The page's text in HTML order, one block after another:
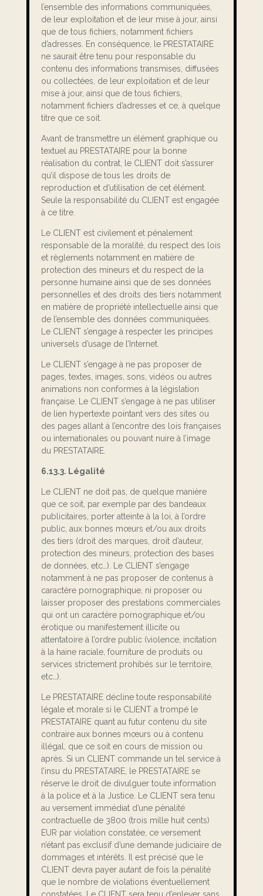
l’ensemble des informations communiquées,
de leur exploitation et de leur mise à jour, ainsi
que de tous fichiers, notamment fichiers
d’adresses. En conséquence, le PRESTATAIRE
ne saurait être tenu pour responsable du
contenu des informations transmises, diffusées
ou collectées, de leur exploitation et de leur
mise à jour, ainsi que de tous fichiers,
notamment fichiers d’adresses et ce, à quelque
titre que ce soit.
Avant de transmettre un élément graphique ou
textuel au PRESTATAIRE pour la bonne
réalisation du contrat, le CLIENT doit s’assurer
qu’il dispose de tous les droits de
reproduction et d’utilisation de cet élément.
Seule la responsabilité du CLIENT est engagée
à ce titre.
Le CLIENT est civilement et pénalement
responsable de la moralité, du respect des lois
et règlements notamment en matière de
protection des mineurs et du respect de la
personne humaine ainsi que de ses données
personnelles et des droits des tiers notamment
en matière de propriété intellectuelle ainsi que
de l’ensemble des données communiquées.
Le CLIENT s’engage à respecter les principes
universels d’usage de l’Internet.
Le CLIENT s’engage à ne pas proposer de
pages, textes, images, sons, vidéos ou autres
animations non conformes à la législation
française. Le CLIENT s’engage à ne pas utiliser
de lien hypertexte pointant vers des sites ou
des pages allant à l’encontre des lois françaises
ou internationales ou pouvant nuire à l’image
du PRESTATAIRE.
6.13.3. Légalité
Le CLIENT ne doit pas, de quelque manière
que ce soit, par exemple par des bandeaux
publicitaires, porter atteinte à la loi, à l’ordre
public, aux bonnes mœurs et/ou aux droits
des tiers (droit des marques, droit d’auteur,
protection des mineurs, protection des bases
de données, etc…). Le CLIENT s’engage
notamment à ne pas proposer de contenus à
caractère pornographique, ni proposer ou
laisser proposer des prestations commerciales
qui ont un caractère pornographique et/ou
érotique ou manifestement illicite ou
attentatoire à l’ordre public (violence, incitation
à la haine raciale, fourniture de produits ou
services strictement prohibés sur le territoire,
etc…).
Le PRESTATAIRE décline toute responsabilité
légale et morale si le CLIENT a trompé le
PRESTATAIRE quant au futur contenu du site
contraire aux bonnes mœurs ou à contenu
illégal, que ce soit en cours de mission ou
après. Si un CLIENT commande un tel service à
l’insu du PRESTATAIRE, le PRESTATAIRE se
réserve le droit de divulguer toute information
à la police et à la Justice. Le CLIENT sera tenu
au versement immédiat d’une pénalité
contractuelle de 3800 (trois mille huit cents)
EUR par violation constatée, ce versement
n’étant pas exclusif d’une demande judiciaire de
dommages et intérêts. Il est précisé que le
CLIENT devra payer autant de fois la pénalité
que le nombre de violations éventuellement